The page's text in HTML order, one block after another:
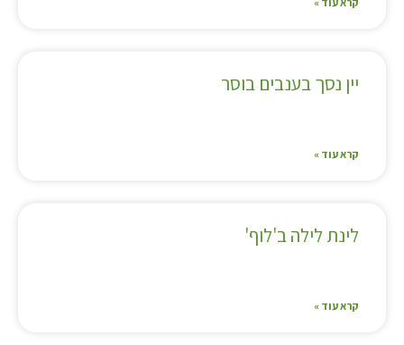
יין נסך בענבים בוסר
קרא עוד »
לינת לילה ב'לוף'
קרא עוד »